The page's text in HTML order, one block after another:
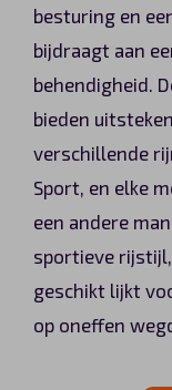
besturing en
bijdraagt aan
behendigheid.
bieden
verschillende
Sport, en elke
een andere
sportieve
geschikt lijkt
op oneffen